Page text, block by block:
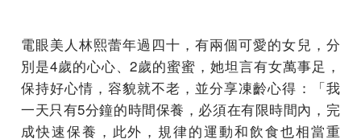
電眼美人林熙蕾年過四十，有兩個可愛的女兒，分
別是4歲的心心、2歲的蜜蜜，她坦言有女萬事足，
保持好心情，容貌就不老，並分享凍齡心得：「我
一天只有5分鐘的時間保養，必須在有限時間內，完
成快速保養，此外，規律的運動和飲食也相當重